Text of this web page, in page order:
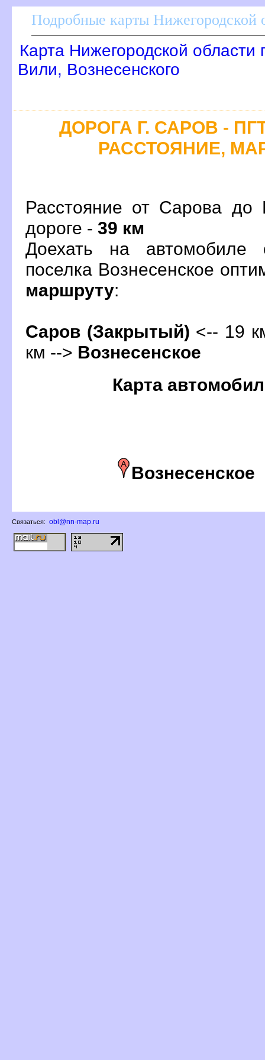
Подробные карты Нижегородской
Карта Нижегородской области
или, Вознесенского
ДОРОГА Г. САРОВ -
РАССТОЯНИЕ,
Расстояние от Сарова до
дороге - 39 км
Доехать на
поселка Вознесенское
маршруту:
Саров (Закрытый) <-- 19
км --> ознесенское
Карта
ознесенское
Связаться: obl@nn-map.ru